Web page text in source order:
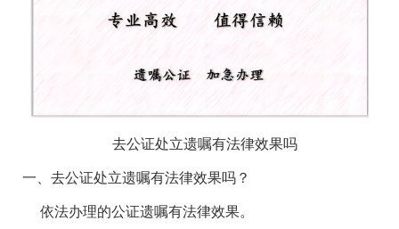
去公证处立遗嘱有法律效果吗
一、去公证处立遗嘱有法律效果吗？
依法办理的公证遗嘱有法律效果。